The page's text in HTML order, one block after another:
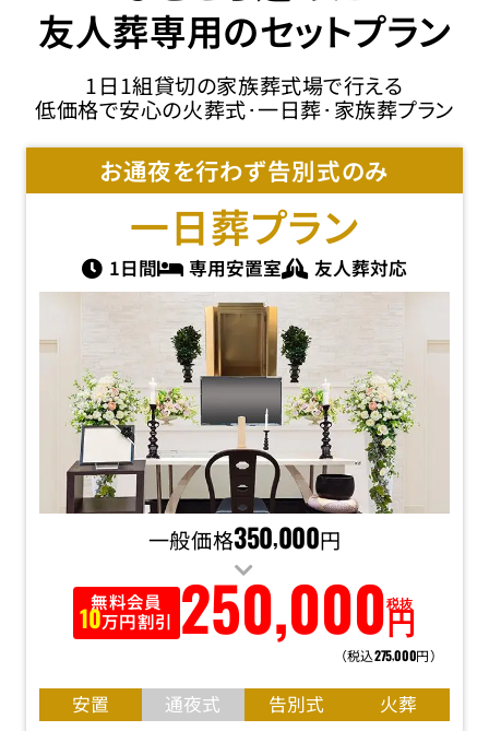
友人葬専用のセットプラン
1日1組貸切の家族葬式場で行える
低価格で安心の火葬式･一日葬･家族葬プラン
お通夜を行わず告別式のみ
一日葬プラン
1日間 専用安置室 友人葬対応
一般価格350,000円
無料会員
10万円割引 250,000 円
税抜
（税込275,000円）
安置 通夜式 告別式 火葬